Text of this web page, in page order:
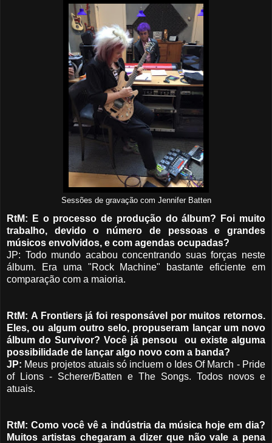
Sessões de gravação com Jennifer Batten
RtM: E o processo de produção do álbum? Foi muito
trabalho, devido o número de pessoas e grandes
músicos envolvidos, e com agendas ocupadas?
JP: Todo mundo acabou concentrando suas forças neste
álbum. Era uma "Rock Machine" bastante eficiente em
comparação com a maioria.
RtM: A Frontiers já foi responsável por muitos retornos.
Eles, ou algum outro selo, propuseram lançar um novo
álbum do Survivor? Você já pensou ou existe alguma
possibilidade de lançar algo novo com a banda?
JP: Meus projetos atuais só incluem o Ides Of March - Pride
of Lions - Scherer/Batten e The Songs. Todos novos e
atuais.
RtM: Como você vê a indústria da música hoje em dia?
Muitos artistas chegaram a dizer que não vale a pena